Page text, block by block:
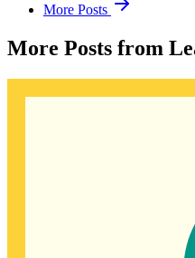
More Posts
More Posts from